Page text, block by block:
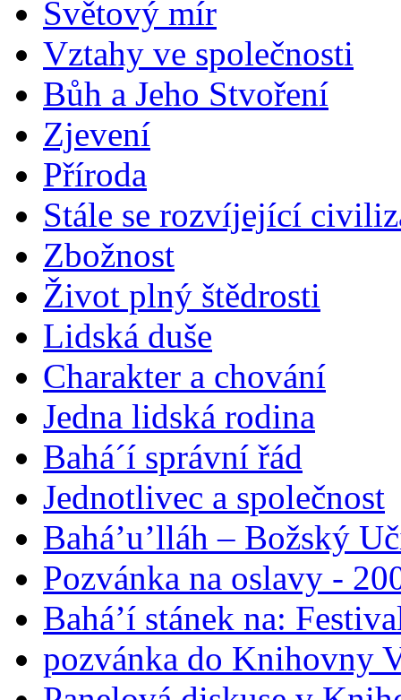
Světový mír
Vztahy ve společnosti
Bůh a Jeho Stvoření
Zjevení
Příroda
Stále se rozvíjející
Zbožnost
Život plný štědrosti
Lidská duše
Charakter a chování
Jedna lidská rodina
Bahá´í správní řád
Jednotlivec a společnost
Bahá’u’lláh – Božský
Pozvánka na oslavy -
Bahá’í stánek na:
pozvánka do Knihovny